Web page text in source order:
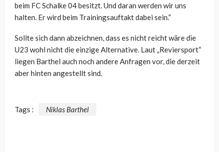
beim FC Schalke 04 besitzt. Und daran werden wir uns
halten. Er wird beim Trainingsauftakt dabei sein.“
Sollte sich dann abzeichnen, dass es nicht reicht wäre die
U23 wohl nicht die einzige Alternative. Laut „Reviersport“
liegen Barthel auch noch andere Anfragen vor, die derzeit
aber hinten angestellt sind.
Tags : Niklas Barthel